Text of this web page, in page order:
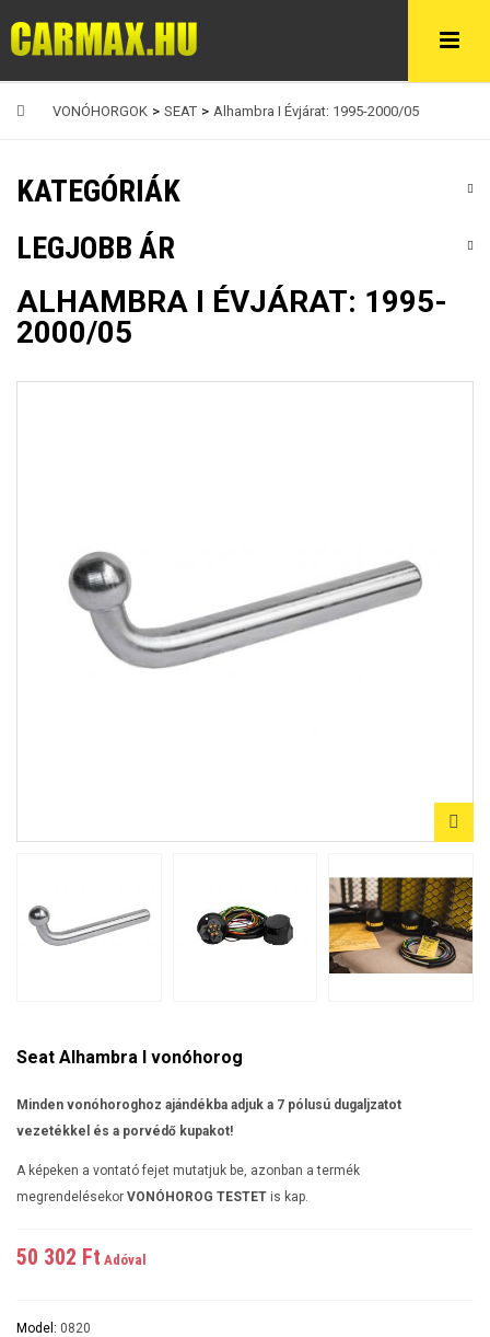
VONÓHORGOK > SEAT > Alhambra I Évjárat: 1995-2000/05
KATEGÓRIÁK
LEGJOBB ÁR
ALHAMBRA I ÉVJÁRAT: 1995-
2000/05
Seat Alhambra I vonóhorog
Minden vonóhoroghoz ajándékba adjuk a 7 pólusú dugaljzatot
vezetékkel és a porvédő kupakot!
A képeken a vontató fejet mutatjuk be, azonban a termék
megrendelésekor VONÓHOROG TESTET is kap.
50 302 Ft‎ Adóval
Model: 0820